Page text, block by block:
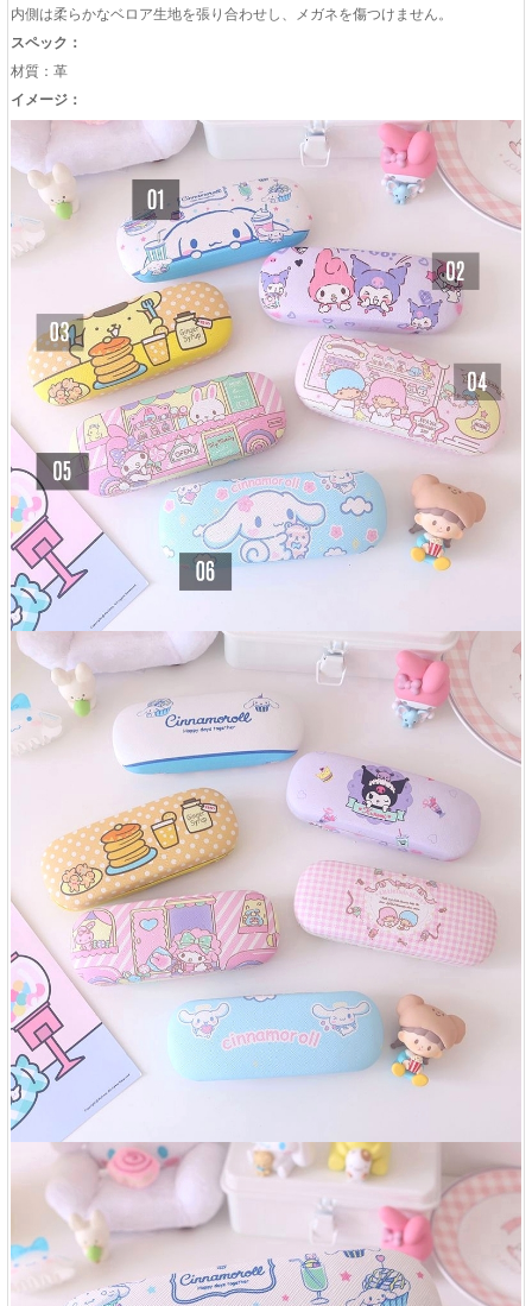
内側は柔らかなベロア生地を張り合わせし、メガネを傷つけません。
スペック：
材質：革
イメージ：